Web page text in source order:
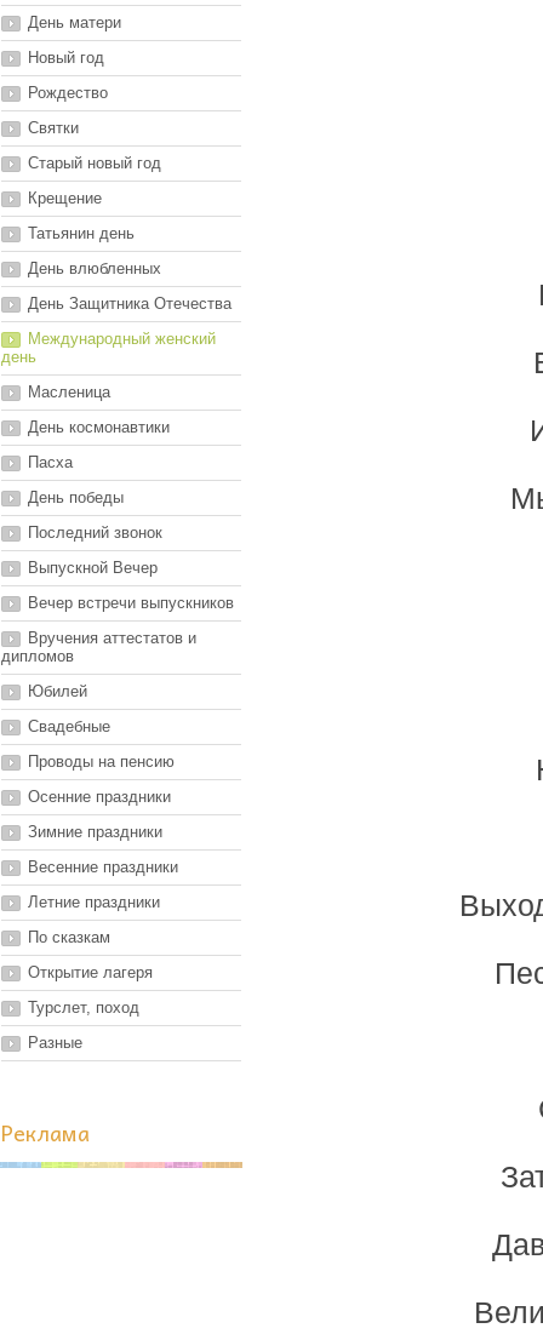
День матери
Новый год
Рождество
Святки
Старый новый год
Крещение
Татьянин день
День влюбленных
День Защитника Отечества
Международный женский
день
Масленица
День космонавтики
Пасха
День победы
Последний звонок
Выпускной Вечер
Вечер встречи выпускников
Вручения аттестатов и
дипломов
Юбилей
Свадебные
Проводы на пенсию
Осенние праздники
Зимние праздники
Весенние праздники
Летние праздники
По сказкам
Открытие лагеря
Турслет, поход
Разные
Реклама